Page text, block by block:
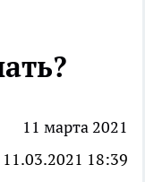
11 марта 2021
11.03.2021 18:39